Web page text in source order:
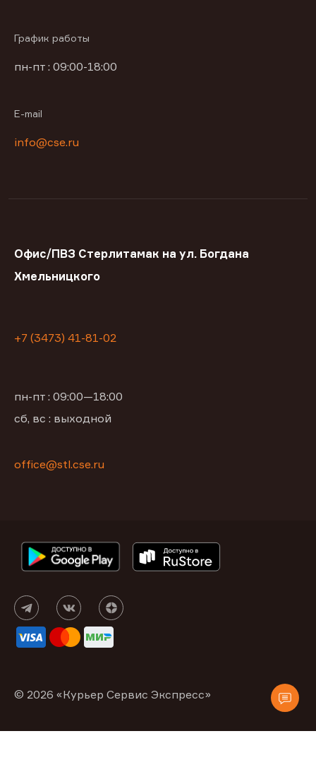
График работы
пн-пт : 09:00-18:00
E-mail
info@cse.ru
Офис/ПВЗ Стерлитамак на ул. Богдана
Хмельницкого
+7 (3473) 41-81-02
пн-пт : 09:00—18:00
сб, вс : выходной
office@stl.cse.ru
© 2026 «Курьер Сервис Экспресс»